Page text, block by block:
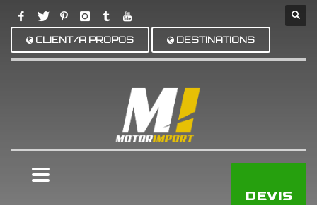
CLIENT/A PROPOS DESTINATIONS
DEVIS